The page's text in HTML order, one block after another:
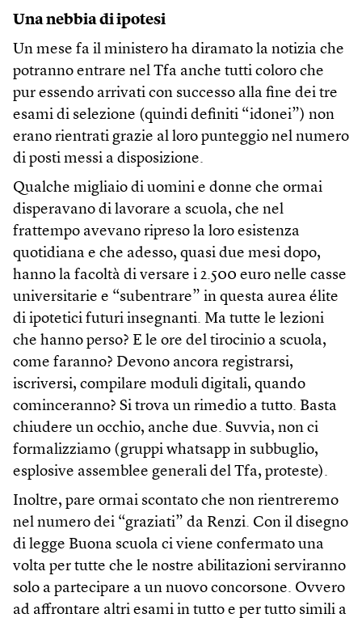
Una nebbia di ipotesi
Un mese fa il ministero ha diramato la notizia che
potranno entrare nel Tfa anche tutti coloro che
pur essendo arrivati con successo alla fine dei tre
esami di selezione (quindi definiti “idonei”) non
erano rientrati grazie al loro punteggio nel numero
di posti messi a disposizione.
Qualche migliaio di uomini e donne che ormai
disperavano di lavorare a scuola, che nel
frattempo avevano ripreso la loro esistenza
quotidiana e che adesso, quasi due mesi dopo,
hanno la facoltà di versare i 2.500 euro nelle casse
universitarie e “subentrare” in questa aurea élite
di ipotetici futuri insegnanti. Ma tutte le lezioni
che hanno perso? E le ore del tirocinio a scuola,
come faranno? Devono ancora registrarsi,
iscriversi, compilare moduli digitali, quando
cominceranno? Si trova un rimedio a tutto. Basta
chiudere un occhio, anche due. Suvvia, non ci
formalizziamo (gruppi whatsapp in subbuglio,
esplosive assemblee generali del Tfa, proteste).
Inoltre, pare ormai scontato che non rientreremo
nel numero dei “graziati” da Renzi. Con il disegno
di legge Buona scuola ci viene confermato una
volta per tutte che le nostre abilitazioni serviranno
solo a partecipare a un nuovo concorsone. Ovvero
ad affrontare altri esami in tutto e per tutto simili a